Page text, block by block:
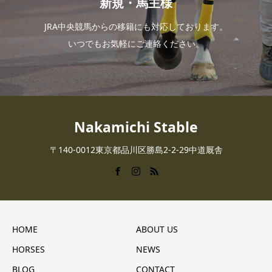
JRA中央競馬からの移籍にも対応しております。
いつでもお気軽にご連絡ください。
Nakamichi Stable
〒140-0012東京都品川区勝島2-2-29中道厩舎
HOME
ABOUT US
HORSES
NEWS
BLOG
CONTACT